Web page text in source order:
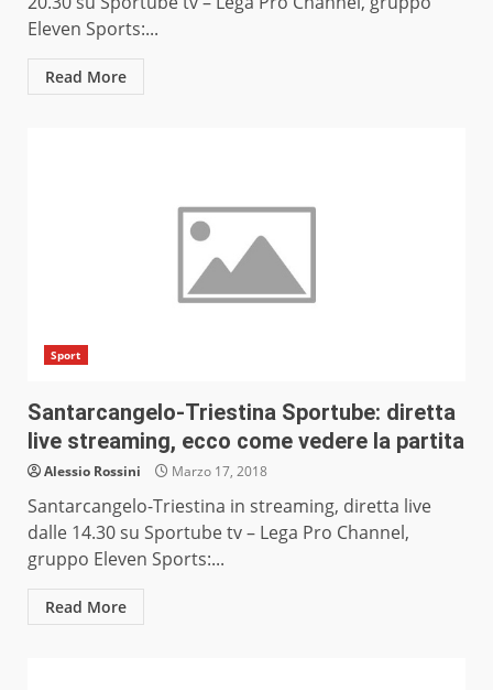
Eleven Sports:...
Read More
Sport
Santarcangelo-Triestina Sportube: diretta
live streaming, ecco come vedere la partita
Alessio Rossini Marzo 17, 2018
Santarcangelo-Triestina in streaming, diretta live
dalle 14.30 su Sportube tv – Lega Pro Channel,
gruppo Eleven Sports:...
Read More